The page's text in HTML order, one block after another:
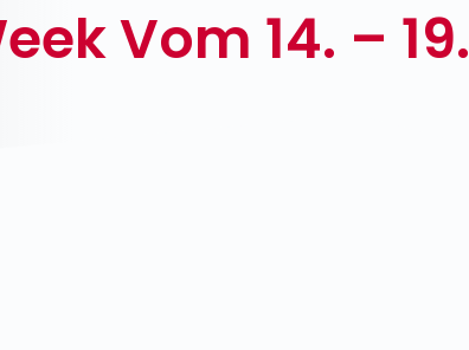
Vom 14. – 19.